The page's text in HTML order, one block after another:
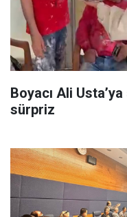
Boyacı Ali
sürpriz